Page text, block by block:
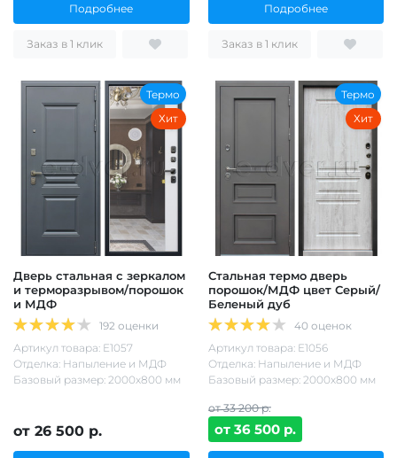
Подробнее
Заказ в 1 клик
Подробнее
Заказ в 1 клик
Термо
Хит
Дверь стальная с зеркалом
и терморазрывом/порошок
и МДФ
192 оценки
Артикул товара: Е1057
Отделка: Напыление и МДФ
Базовый размер: 2000х800 мм
от 26 500 р.
Термо
Хит
Стальная термо дверь
порошок/МДФ цвет Серый/
Беленый дуб
40 оценок
Артикул товара: Е1056
Отделка: Напыление и МДФ
Базовый размер: 2000х800 мм
от 33 200 р.
от 36 500 р.